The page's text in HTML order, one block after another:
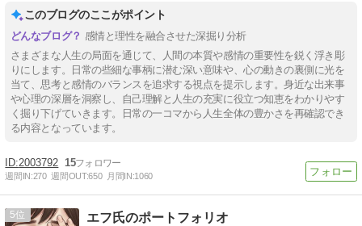
このブログのここがポイント
感情と理性を融合させた深掘り分析
さまざまな人生の局面を通じて、人間の本質や感情の重要性を鋭く浮き彫
りにします。日常の些細な事柄に潜む深い意味や、心の動きの裏側に光を
当て、思考と感情のバランスを追求する視点を提示します。身近な出来事
や心理の深層を洞察し、自己理解と人生の充実に役立つ知恵をわかりやす
く掘り下げていきます。日常の一コマから人生全体の豊かさを再確認でき
る内容となっています。
2003792 15
週間IN:270 週間OUT:650 月間IN:1060
5 エフ氏のポートフォリオ